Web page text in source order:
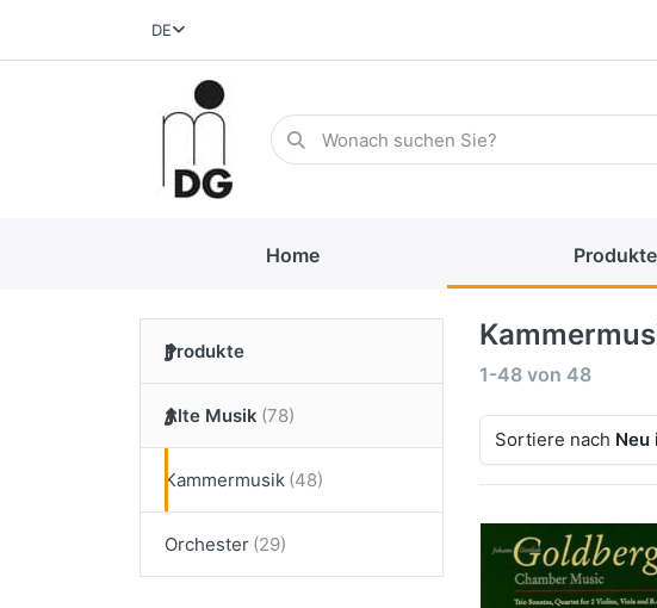
DE
Home Produkte
Produkte
Alte Musik
Kammermusik
Orchester
1-48 von 48
Sortiere nach Neu